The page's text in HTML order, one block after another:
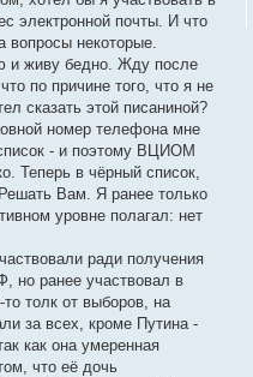
электронной почты. И что
вопросы некоторые.
и живу бедно. Жду после
по причине того, что я не
сказать этой писаниной?
номер телефона мне
- и поэтому ВЦИОМ
Теперь в чёрный список,
Вам. Я ранее только
уровне полагал: нет
ради получения
но ранее участвовал в
толк от выборов, на
за всех, кроме Путина -
как она умеренная
что её дочь